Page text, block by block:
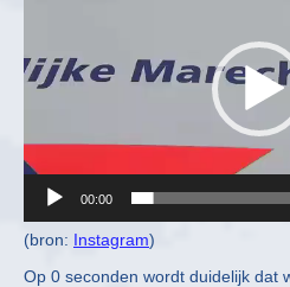
00:00
(bron: Instagram)
Op 0 seconden wordt duidelijk dat